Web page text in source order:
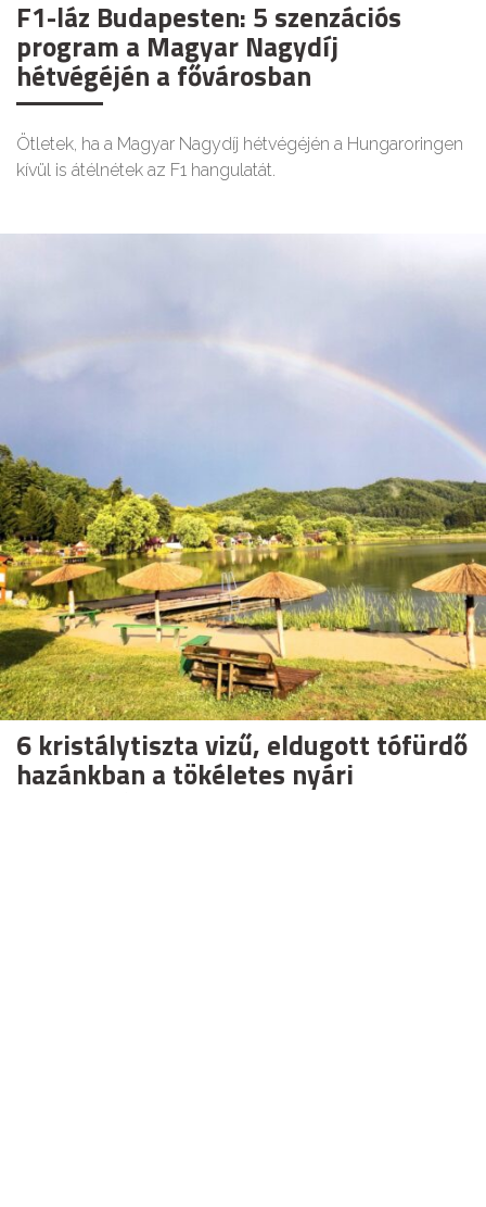
F1-láz Budapesten: 5 szenzációs
program a Magyar Nagydíj
hétvégéjén a fővárosban
Ötletek, ha a Magyar Nagydíj hétvégéjén a Hungaroringen
kívül is átélnétek az F1 hangulatát.
6 kristálytiszta vizű, eldugott tófürdő
hazánkban a tökéletes nyári